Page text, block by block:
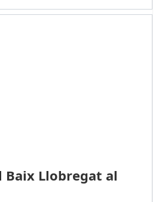
Baix Llobregat al